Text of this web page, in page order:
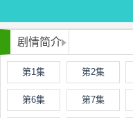
剧情简介
第1集 第2集
第6集 第7集